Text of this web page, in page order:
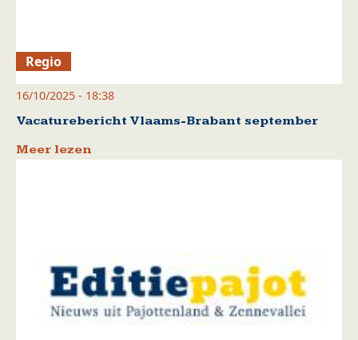
Regio
16/10/2025 - 18:38
Vacaturebericht Vlaams-Brabant september
Meer lezen